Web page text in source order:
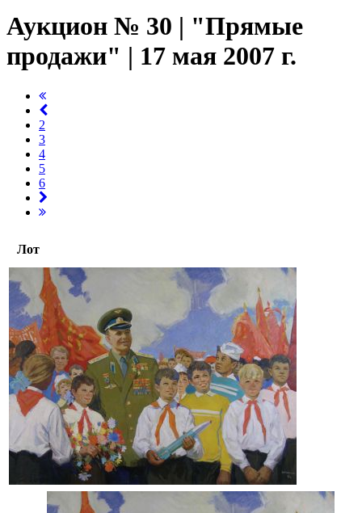
Аукцион № 30 | "Прямые
продажи" | 17 мая 2007 г.
2
3
4
5
6
Лот